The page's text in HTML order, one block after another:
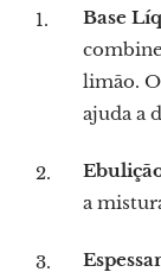
Base
limão.
ajuda a
a